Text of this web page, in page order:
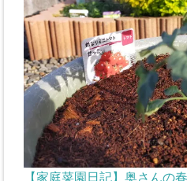
【家庭菜園日記】奥さんの